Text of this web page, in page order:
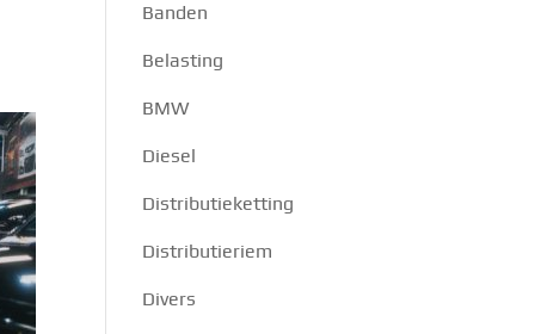
Banden
Belasting
BMW
Diesel
Distributieketting
Distributieriem
Divers